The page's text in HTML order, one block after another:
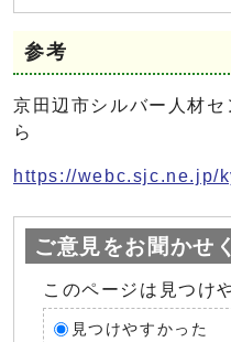
参考
京田辺市シルバー人材
ら
https://webc.sjc.ne.jp/
ご意見をお聞かせ
このページは見つけ
見つけやすかった